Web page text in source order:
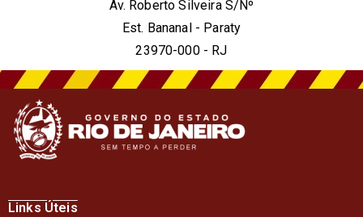
Av. Roberto Silveira S/Nº
Est. Bananal - Paraty
23970-000 - RJ
Links Úteis